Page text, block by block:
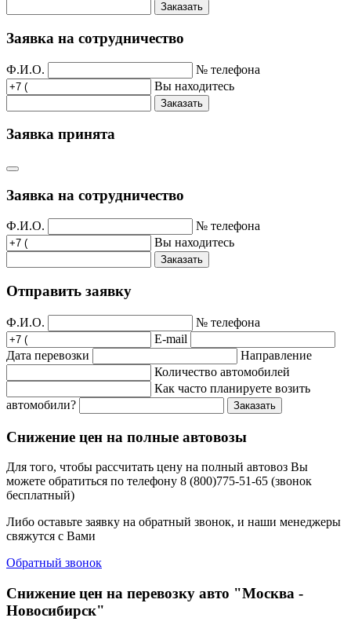
Заказать
Заявка на сотрудничество
Ф.И.О.
№ телефона
Вы находитесь
Заказать
Заявка принята
Заявка на сотрудничество
Ф.И.О.
№ телефона
Вы находитесь
Заказать
Отправить заявку
Ф.И.О.
№ телефона
E-mail
Дата перевозки
Направление
Количество автомобилей
Как часто планируете возить
автомобили?
Заказать
Снижение цен на полные автовозы
Для того, чтобы рассчитать цену на полный автовоз Вы
можете обратиться по телефону 8 (800)775-51-65 (звонок
бесплатный)
Либо оставьте заявку на обратный звонок, и наши менеджеры
свяжутся с Вами
Обратный звонок
Снижение цен на перевозку авто "Москва -
Новосибирск"